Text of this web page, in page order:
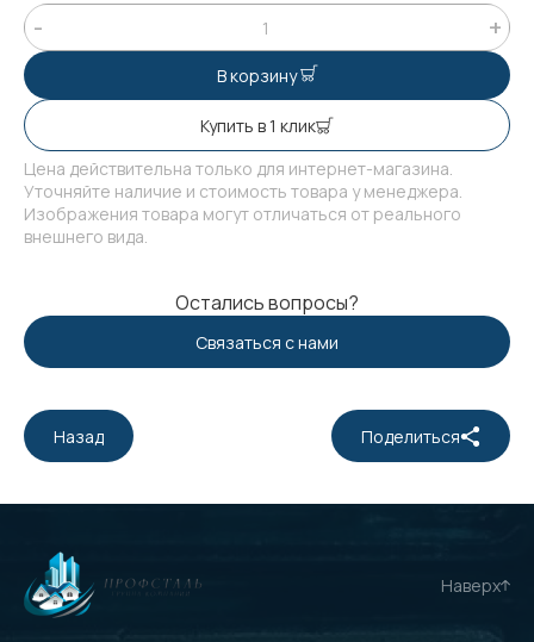
В корзину
Купить в 1 клик
Цена действительна только для интернет-магазина.
Уточняйте наличие и стоимость товара у менеджера.
Изображения товара могут отличаться от реального
внешнего вида.
Остались вопросы?
Связаться с нами
Назад Поделиться
Наверх